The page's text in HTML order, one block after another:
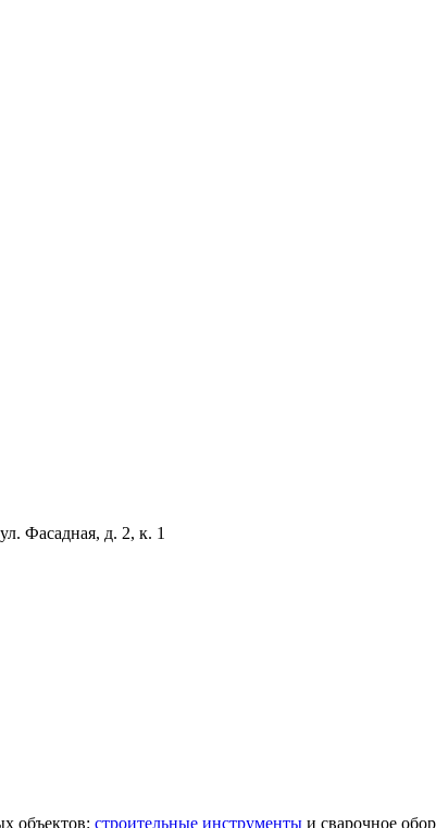
Фасадная, д. 2, к. 1
объектов: строительные инструменты и сварочное